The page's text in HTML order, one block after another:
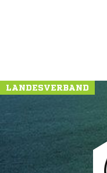
LANDESVERBAND